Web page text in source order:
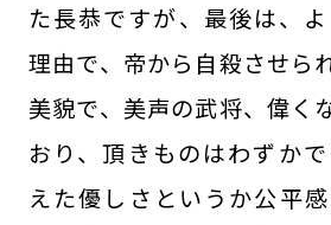
た長恭ですが、最後は、
理由で、帝から自殺させら
美貌で、美声の武将、偉く
おり、頂きものはわずか
えた優しさというか公平